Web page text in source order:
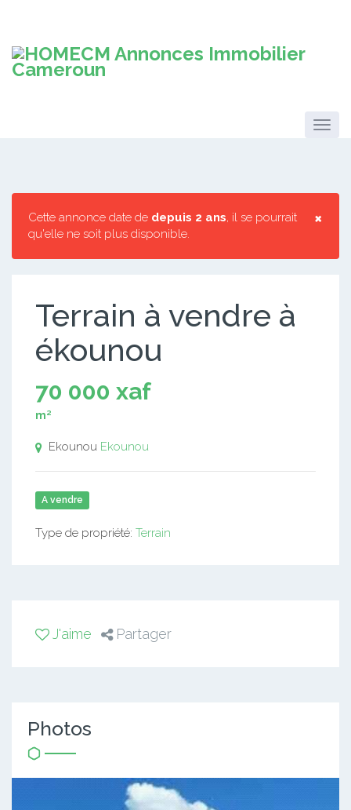
×
Cette annonce date de depuis 2 ans, il se pourrait
qu'elle ne soit plus disponible.
Terrain à vendre à
ékounou
70 000 xaf
m²
Ekounou Ekounou
A vendre
Type de propriété: Terrain
J'aime Partager
Photos